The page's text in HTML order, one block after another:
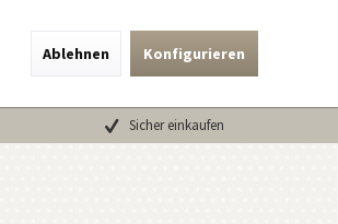
Ablehnen Konfigurieren
Sicher einkaufen